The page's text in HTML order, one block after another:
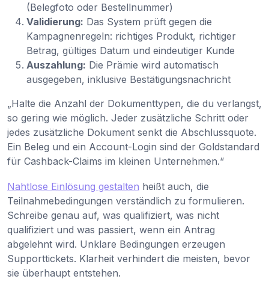
(Belegfoto oder Bestellnummer)
Validierung: Das System prüft gegen die
Kampagnenregeln: richtiges Produkt, richtiger
Betrag, gültiges Datum und eindeutiger Kunde
Auszahlung: Die Prämie wird automatisch
ausgegeben, inklusive Bestätigungsnachricht
„Halte die Anzahl der Dokumenttypen, die du verlangst,
so gering wie möglich. Jeder zusätzliche Schritt oder
jedes zusätzliche Dokument senkt die Abschlussquote.
Ein Beleg und ein Account-Login sind der Goldstandard
für Cashback-Claims im kleinen Unternehmen.“
Nahtlose Einlösung gestalten heißt auch, die
Teilnahmebedingungen verständlich zu formulieren.
Schreibe genau auf, was qualifiziert, was nicht
qualifiziert und was passiert, wenn ein Antrag
abgelehnt wird. Unklare Bedingungen erzeugen
Supporttickets. Klarheit verhindert die meisten, bevor
sie überhaupt entstehen.